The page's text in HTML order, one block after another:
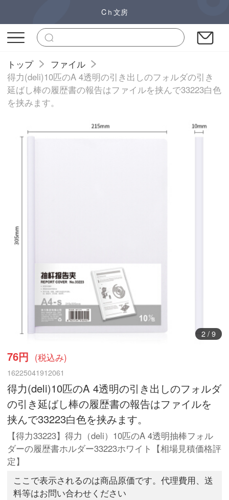
Cｈ文房
トップ
ファイル
得力(deli)10匹のA 4透明の引き出しのフォルダの引き
延ばし棒の履歴書の報告はファイルを挟んで33223白色
を挟みます。
3/ 9
76円 (税込み)
16225041912061
得力(deli)10匹のA 4透明の引き出しのフォルダ
の引き延ばし棒の履歴書の報告はファイルを
挟んで33223白色を挟みます。
【得力33223】得力（deli）10匹のA 4透明抽棒フォル
ダーの履歴書ホルダー33223ホワイト【相場見積価格評
定】
ここで表示されるのは商品原価です。代理費用、送
料等はお問い合わせください